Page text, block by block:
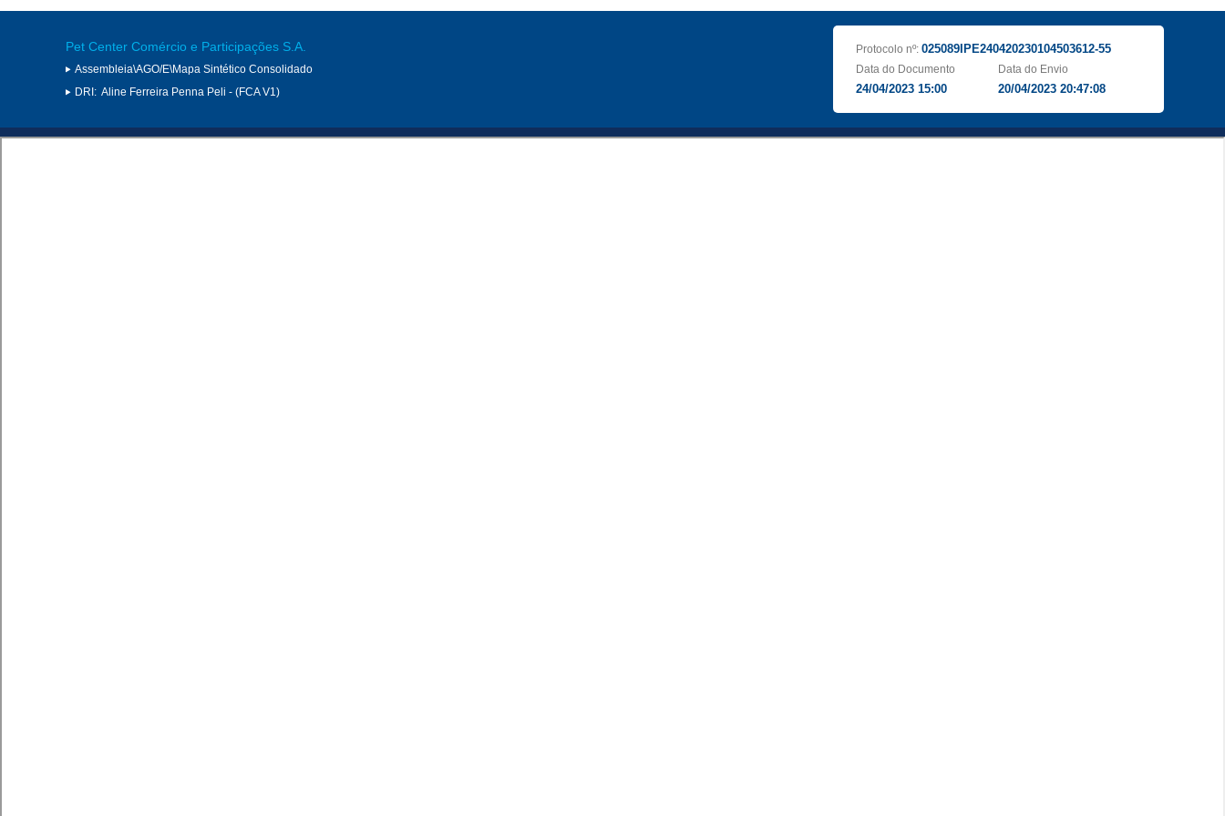
Pet Center Comércio e Participações S.A.
Assembleia\AGO/E\Mapa Sintético Consolidado
DRI: Aline Ferreira Penna Peli - (FCA V1)
Protocolo nº: 025089IPE240420230104503612-55
Data do Documento
24/04/2023 15:00
Data do Envio
20/04/2023 20:47:08